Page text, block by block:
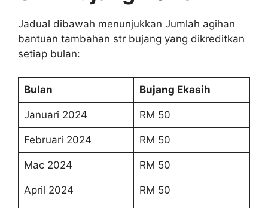
Jadual dibawah menunjukkan Jumlah agihan
bantuan tambahan str bujang yang dikreditkan
setiap bulan:
Bulan Bujang Ekasih
Januari 2024 RM 50
Februari 2024 RM 50
Mac 2024 RM 50
April 2024 RM 50